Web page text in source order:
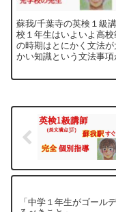
蘇我/千葉寺の英検１級
校１年生はいよいよ高
の時期はとにかく文法
かい知識という文法事
「中学１年生がゴール